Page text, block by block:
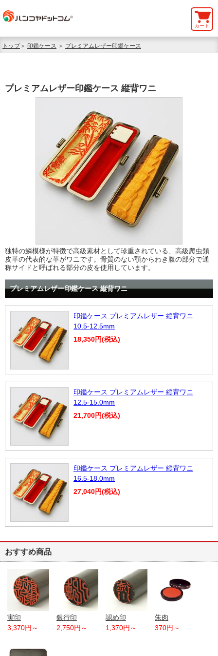
カート
トップ＞ 印鑑ケース ＞ プレミアムレザー印鑑ケース
プレミアムレザー印鑑ケース 縦背ワニ
独特の鱗模様が特徴で高級素材として珍重されている、高級爬虫類
皮革の代表的な革がワニです。骨質のない顎からわき腹の部分で通
称サイドと呼ばれる部分の皮を使用しています。
プレミアムレザー印鑑ケース 縦背ワニ
印鑑ケース プレミアムレザー 縦背ワニ
10.5-12.5mm
18,350円(税込)
印鑑ケース プレミアムレザー 縦背ワニ
12.5-15.0mm
21,700円(税込)
印鑑ケース プレミアムレザー 縦背ワニ
16.5-18.0mm
27,040円(税込)
おすすめ商品
実印
3,370円～
銀行印
2,750円～
認め印
1,370円～
朱肉
370円～